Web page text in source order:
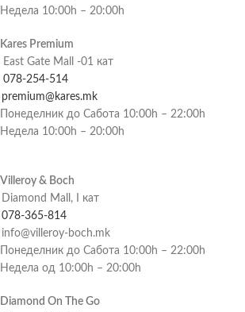
Недела 10:00h – 20:00h
Kares Premium
East Gate Mall -01 кат
078-254-514
premium@kares.mk
Понеделник до Сабота 10:00h – 22:00h
Недела 10:00h – 20:00h
Villeroy & Boch
Diamond Mall, I кат
078-365-814
info@villeroy-boch.mk
Понеделник до Сабота 10:00h – 22:00h
Недела од 10:00h – 20:00h
Diamond On The Go